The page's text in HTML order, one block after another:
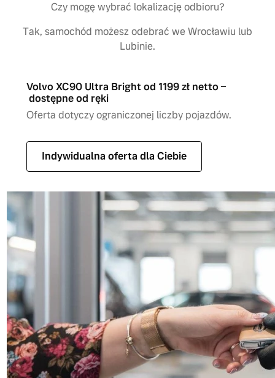
Czy mogę wybrać lokalizację odbioru?
Tak, samochód możesz odebrać we Wrocławiu lub
Lubinie.
Volvo XC90 Ultra Bright od 1199 zł netto –
dostępne od ręki
Oferta dotyczy ograniczonej liczby pojazdów.
Indywidualna oferta dla Ciebie